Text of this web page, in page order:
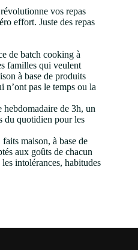
vos repas
effort. Juste des repas
de batch cooking à
familles qui veulent
à base de produits
n’ont pas le temps ou la
hebdomadaire de 3h, un
du quotidien pour les
maison, à base de
aux goûts de chacun
intolérances, habitudes